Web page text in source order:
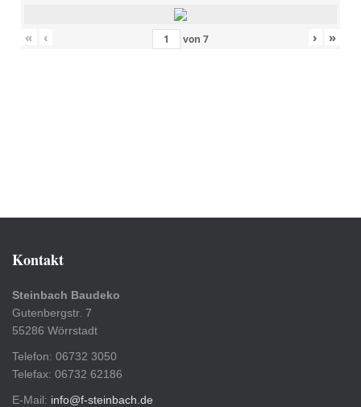
« ‹ von 7 › »
Kontakt
Steinbach Baudeko
Gutenbergstr. 7
55286 Wörrstadt
Telefon: 06732 3050
Telefax: 06732 62186
E-Mail: info@f-steinbach.de